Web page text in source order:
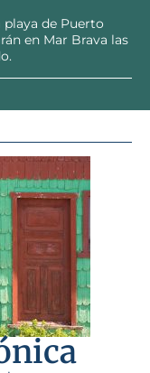
de Puerto
en Mar Brava las